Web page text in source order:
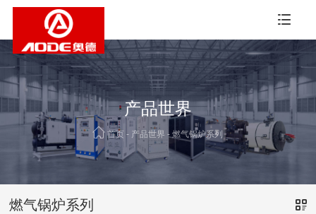
产品世界
首页 - 产品世界 -燃气锅炉系列
燃气锅炉系列